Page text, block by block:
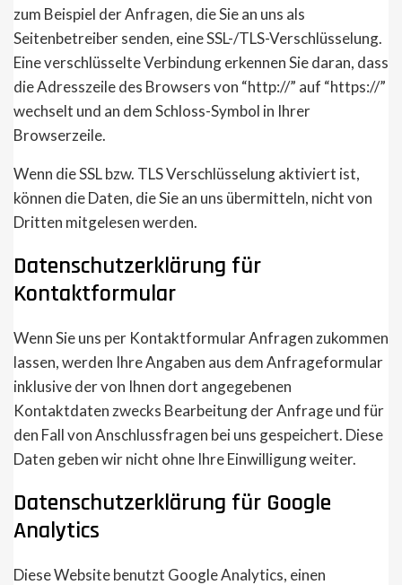
zum Beispiel der Anfragen, die Sie an uns als
Seitenbetreiber senden, eine SSL-/TLS-Verschlüsselung.
Eine verschlüsselte Verbindung erkennen Sie daran, dass
die Adresszeile des Browsers von “http://” auf “https://”
wechselt und an dem Schloss-Symbol in Ihrer
Browserzeile.
Wenn die SSL bzw. TLS Verschlüsselung aktiviert ist,
können die Daten, die Sie an uns übermitteln, nicht von
Dritten mitgelesen werden.
Datenschutzerklärung für
Kontaktformular
Wenn Sie uns per Kontaktformular Anfragen zukommen
lassen, werden Ihre Angaben aus dem Anfrageformular
inklusive der von Ihnen dort angegebenen
Kontaktdaten zwecks Bearbeitung der Anfrage und für
den Fall von Anschlussfragen bei uns gespeichert. Diese
Daten geben wir nicht ohne Ihre Einwilligung weiter.
Datenschutzerklärung für Google
Analytics
Diese Website benutzt Google Analytics, einen